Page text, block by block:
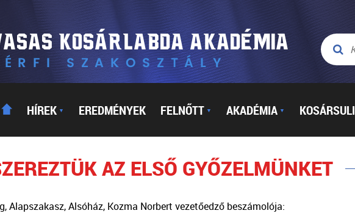
HÍREK ▼ EREDMÉNYEK FELNŐTT ▼ AKADÉMIA ▼ KOSÁRSULI
AZ ELSŐ GYŐZELMÜNKET
Alapszakasz, Alsóház, Kozma Norbert vezetőedző beszámolója: